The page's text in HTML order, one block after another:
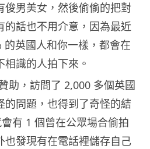
俊男美女，然後偷偷的把對
的話也不用介意，因為最近
的英國人和你一樣，都會在
識的人拍下來。
助，訪問了 2,000 多個英國
的問題，也得到了奇怪的結
有 1 個曾在公眾場合偷拍
也發現有在電話裡儲存自己